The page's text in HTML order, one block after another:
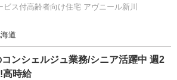
ス付高齢者向け住宅 アヴニール新川
道
ンシェルジュ業務/シニア活躍中 週2
高時給